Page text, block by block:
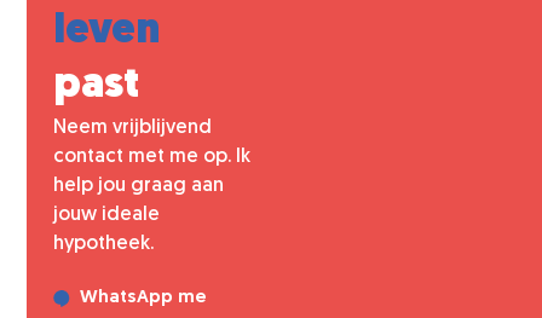
leven
past
Neem vrijblijvend
contact met me op. Ik
help jou graag aan
jouw ideale
hypotheek.
WhatsApp me